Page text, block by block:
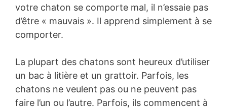
votre chaton se comporte mal, il n’essaie pas
d’être « mauvais ». Il apprend simplement à se
comporter.
La plupart des chatons sont heureux d’utiliser
un bac à litière et un grattoir. Parfois, les
chatons ne veulent pas ou ne peuvent pas
faire l’un ou l’autre. Parfois, ils commencent à